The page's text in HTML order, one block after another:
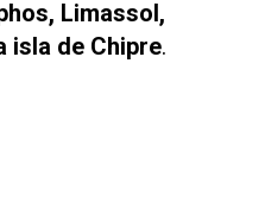
Limassol,
isla de Chipre.